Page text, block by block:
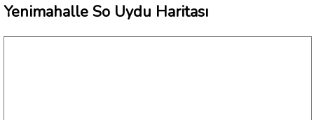
Yenimahalle So Uydu Haritası